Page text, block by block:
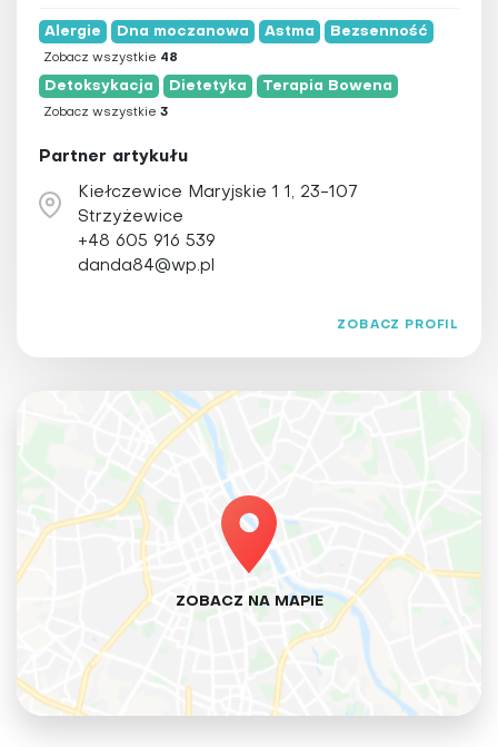
Alergie Dna moczanowa Astma Bezsenność
Zobacz wszystkie 48
Detoksykacja Dietetyka Terapia Bowena
Zobacz wszystkie 3
Partner artykułu
Kiełczewice Maryjskie 1 1, 23-107
Strzyżewice
+48 605 916 539
danda84@wp.pl
ZOBACZ PROFIL
ZOBACZ NA MAPIE